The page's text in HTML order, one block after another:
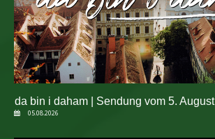
da bin i daham | Sendung vom 5. August
05.08.2026